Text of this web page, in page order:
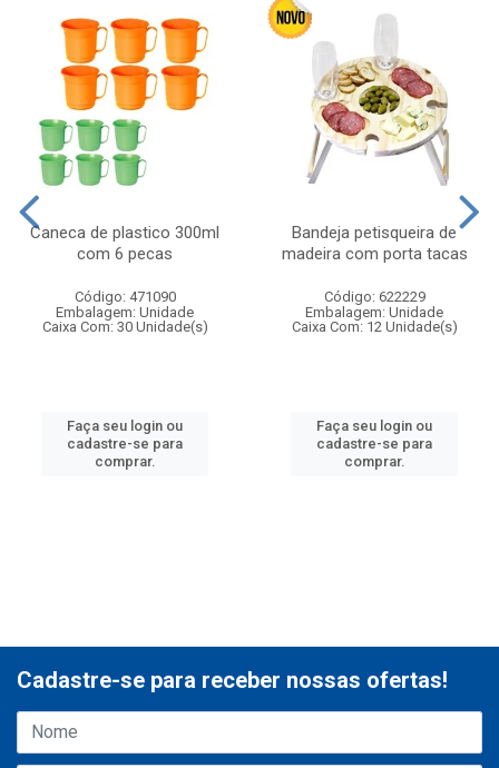
Caneca de plastico 300ml
com 6 pecas
Código: 471090
Embalagem: Unidade
Caixa Com: 30 Unidade(s)
Faça seu login ou
cadastre-se para
comprar.
Bandeja petisqueira de
madeira com porta tacas
Código: 622229
Embalagem: Unidade
Caixa Com: 12 Unidade(s)
Faça seu login ou
cadastre-se para
comprar.
Cadastre-se para receber nossas ofertas!